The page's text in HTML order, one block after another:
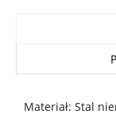
Materiał: Stal